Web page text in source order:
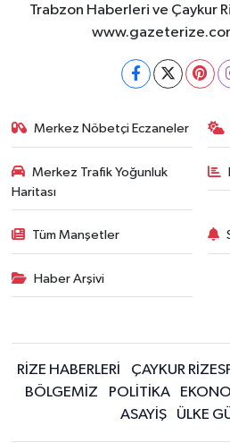
Trabzon Haberleri ve Çaykur
Merkez Nöbetçi Eczaneler
Merkez Trafik Yoğunluk
Haritası
Tüm Manşetler
Haber Arşivi
RİZE HABERLERİ ÇAYKUR
BÖLGEMİZ
POLİTİKA
ASAYİŞ
ÜLKE